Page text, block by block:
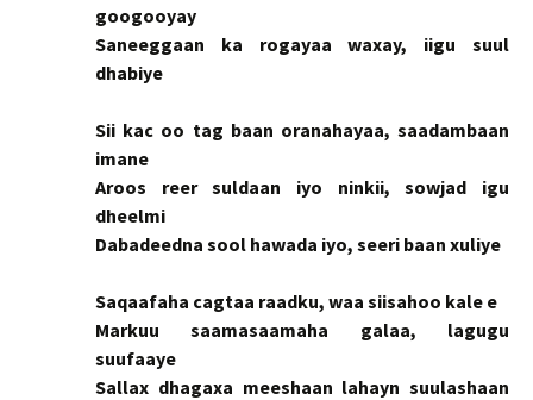
googooyay
Saneeggaan ka rogayaa waxay, iigu suul
dhabiye
Sii kac oo tag baan oranahayaa, saadambaan
imane
Aroos reer suldaan iyo ninkii, sowjad igu
dheelmi
Dabadeedna sool hawada iyo, seeri baan xuliye
Saqaafaha cagtaa raadku, waa siisahoo kale e
Markuu saamasaamaha galaa, lagugu
suufaaye
Sallax dhagaxa meeshaan lahayn suulashaan